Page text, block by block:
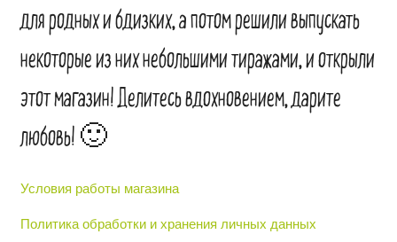
для родных и бдизких, а потом решили выпускать
некоторые из них небольшими тиражами, и открыли
этот магазин! Делитесь вдохновением, дарите
любовь! 🙂
Условия работы магазина
Политика обработки и хранения личных данных